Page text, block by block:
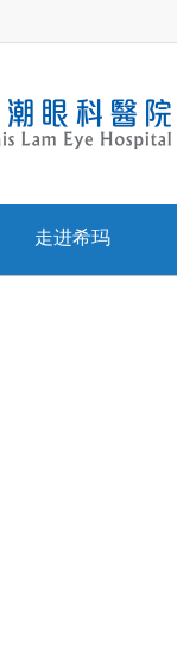
走进希玛